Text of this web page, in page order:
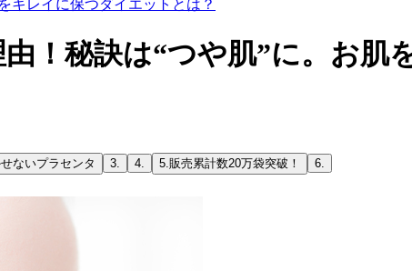
キレイに保つダイエットとは？
！秘訣は“つや肌”に。お肌
ないプラセンタ 3. 4. 5.販売累計数20万袋突破！
6.